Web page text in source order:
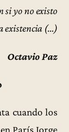
si yo no existo
existencia (…)
Octavio Paz
cuando los
París Jorge